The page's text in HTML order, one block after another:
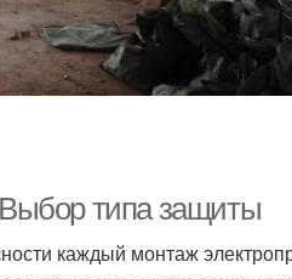
Выбор типа защиты
каждый монтаж